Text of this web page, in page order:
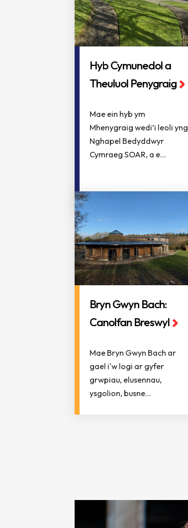
Hyb Cymunedol a
Theuluol Penygraig
Mae ein hyb ym
Mhenygraig wedi’i leoli yng
Nghapel Bedyddwyr
Cymraeg SOAR, a e...
Bryn Gwyn Bach:
Canolfan Breswyl
Mae Bryn Gwyn Bach ar
gael i'w logi ar gyfer
grwpiau, elusennau,
ysgolion, busne...